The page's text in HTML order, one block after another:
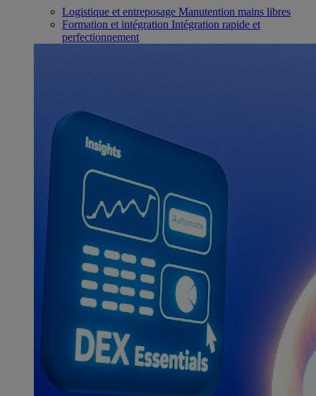
Logistique et entreposage Manutention mains libres
Formation et intégration Intégration rapide et
perfectionnement